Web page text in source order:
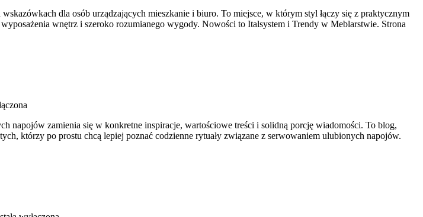
dla osób urządzających mieszkanie i biuro. To miejsce, w którym styl łączy się z praktycznym
wnętrz i szeroko rozumianego wygody. Nowości to Italsystem i Trendy w Meblarstwie. Strona
napojów zamienia się w konkretne inspiracje, wartościowe treści i solidną porcję wiadomości. To blog,
którzy po prostu chcą lepiej poznać codzienne rytuały związane z serwowaniem ulubionych napojów.